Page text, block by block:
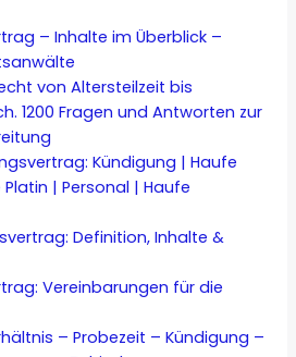
– Inhalte im Überblick –
von Altersteilzeit bis
1200 Fragen und Antworten zur
Kündigung | Haufe
| Personal | Haufe
Definition, Inhalte &
Vereinbarungen für die
– Probezeit – Kündigung –